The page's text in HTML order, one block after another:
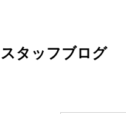
スタッフブログ